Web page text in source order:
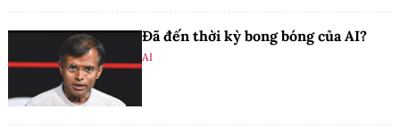
Đã đến thời kỳ bong bóng của AI?
AI